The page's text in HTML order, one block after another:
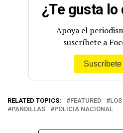
¿Te gusta lo
Apoya el
suscríbete a
RELATED TOPICS: FEATURED
PANDILLAS
POLICIA NACIONAL